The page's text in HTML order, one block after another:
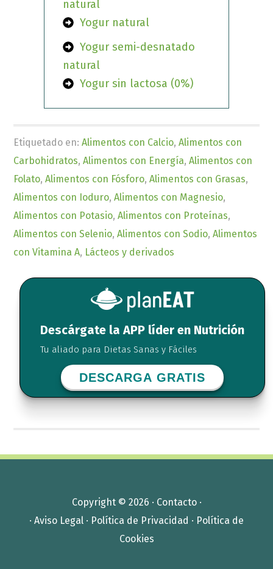
natural
Yogur natural
Yogur semi-desnatado
natural
Yogur sin lactosa (0%)
Etiquetado en:Alimentos con Calcio,Alimentos con
Carbohidratos,Alimentos con Energía,Alimentos con
Folato,Alimentos con Fósforo,Alimentos con Grasas,
Alimentos con Ioduro,Alimentos con Magnesio,
Alimentos con Potasio,Alimentos con Proteínas,
Alimentos con Selenio,Alimentos con Sodio,Alimentos
con Vitamina A, Lácteos y derivados
Descárgate la APP líder en Nutrición
Tu aliado para Dietas Sanas y Fáciles
DESCARGA GRATIS
Copyright © 2026 · Contacto·
· Aviso Legal · Política de Privacidad · Política de
Cookies